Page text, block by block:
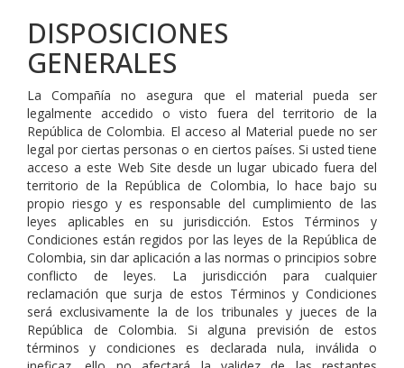
DISPOSICIONES
GENERALES
La Compañía no asegura que el material pueda ser
legalmente accedido o visto fuera del territorio de la
República de Colombia. El acceso al Material puede no ser
legal por ciertas personas o en ciertos países. Si usted tiene
acceso a este Web Site desde un lugar ubicado fuera del
territorio de la República de Colombia, lo hace bajo su
propio riesgo y es responsable del cumplimiento de las
leyes aplicables en su jurisdicción. Estos Términos y
Condiciones están regidos por las leyes de la República de
Colombia, sin dar aplicación a las normas o principios sobre
conflicto de leyes. La jurisdicción para cualquier
reclamación que surja de estos Términos y Condiciones
será exclusivamente la de los tribunales y jueces de la
República de Colombia. Si alguna previsión de estos
términos y condiciones es declarada nula, inválida o